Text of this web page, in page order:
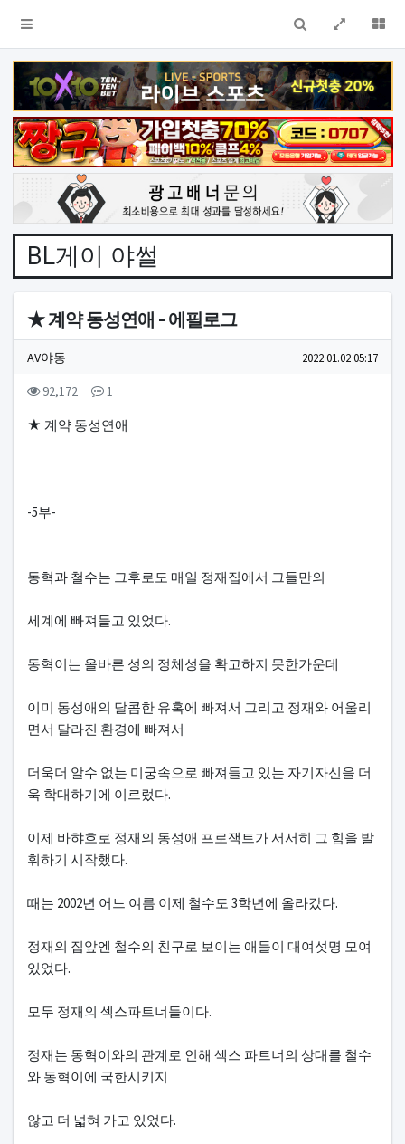
전체창더
BL게이 야썰
★ 계약 동성연애 - 에필로그
작성자 정보
AV야동 작성일
2022.01.02 05:17
컨텐츠 정보
92,172 조회 1
본문
★ 계약 동성연애
-5부-
동혁과 철수는 그후로도 매일 정재집에서 그들만의
세계에 빠져들고 있었다.
동혁이는 올바른 성의 정체성을 확고하지 못한가운데
이미 동성애의 달콤한 유혹에 빠져서 그리고 정재와 어울리
면서 달라진 환경에 빠져서
더욱더 알수 없는 미궁속으로 빠져들고 있는 자기자신을 더
욱 학대하기에 이르렀다.
이제 바햐흐로 정재의 동성애 프로잭트가 서서히 그 힘을 발
휘하기 시작했다.
때는 2002년 어느 여름 이제 철수도 3학년에 올라갔다.
정재의 집앞엔 철수의 친구로 보이는 애들이 대여섯명 모여
있었다.
모두 정재의 섹스파트너들이다.
정재는 동혁이와의 관계로 인해 섹스 파트너의 상대를 철수
와 동혁이에 국한시키지
않고 더 넓혀 가고 있었다.